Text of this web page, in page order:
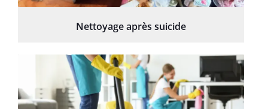
Nettoyage après suicide